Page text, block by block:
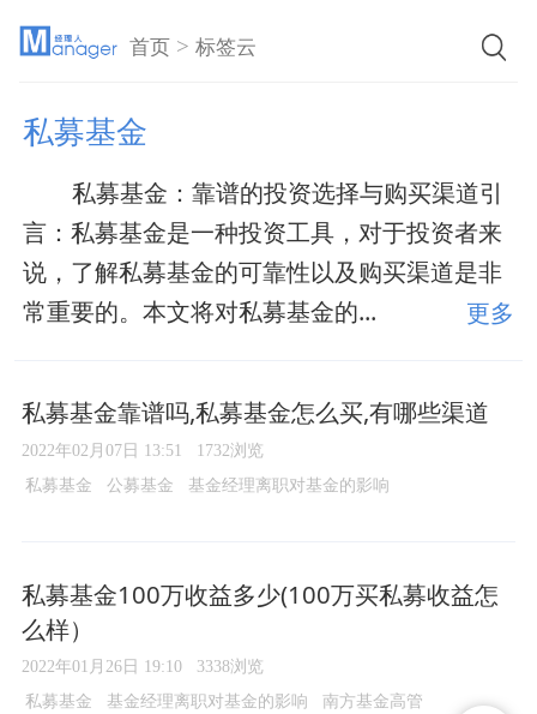
首页 >标签云
私募基金
私募基金：靠谱的投资选择与购买渠道引
言：私募基金是一种投资工具，对于投资者来
说，了解私募基金的可靠性以及购买渠道是非
常重要的。本文将对私募基金的...
更多
私募基金靠谱吗,私募基金怎么买,有哪些渠道
2022年02月07日 13:51 1732浏览
私募基金 公募基金 基金经理离职对基金的影响
私募基金100万收益多少(100万买私募收益怎
么样）
2022年01月26日 19:10 3338浏览
私募基金 基金经理离职对基金的影响 南方基金高管